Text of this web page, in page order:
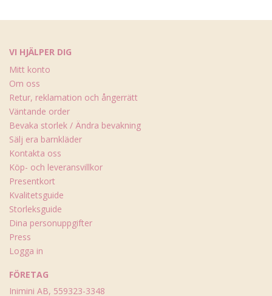
VI HJÄLPER DIG
Mitt konto
Om oss
Retur, reklamation och ångerrätt
Väntande order
Bevaka storlek / Ändra bevakning
Sälj era barnkläder
Kontakta oss
Köp- och leveransvillkor
Presentkort
Kvalitetsguide
Storleksguide
Dina personuppgifter
Press
Logga in
FÖRETAG
Inimini AB, 559323-3348